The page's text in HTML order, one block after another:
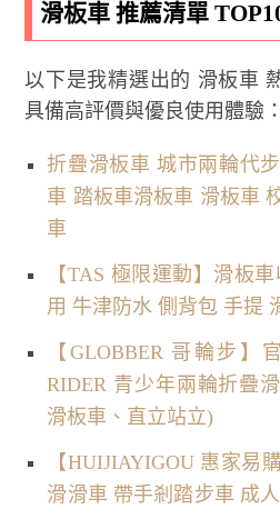
滑板車 推薦清單
以下是我精選出的 滑板車
具備高評價與優良使用體驗：
折疊滑板車 城市兩輪代
車 踏板車滑板車 滑板車
車
【TAS 極限運動】滑板
用 牛津防水 側背包 手提
【GLOBBER 哥輪步
RIDER 青少年兩輪折疊
滑板車、直立站立)
【HUIJIAYIGOU 惠家易
滑滑車 帶手剎踏步車 成